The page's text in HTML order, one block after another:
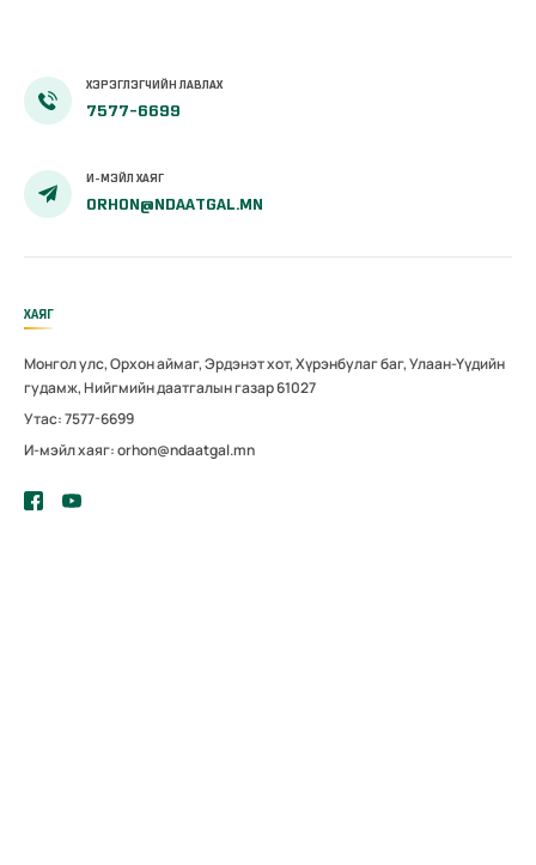
ХЭРЭГЛЭГЧИЙН ЛАВЛАХ
7577-6699
И-МЭЙЛ ХАЯГ
ORHON@NDAATGAL.MN
ХАЯГ
Монгол улс, Орхон аймаг, Эрдэнэт хот, Хүрэнбулаг баг, Улаан-Үүдийн
гудамж, Нийгмийн даатгалын газар 61027
Утас: 7577-6699
И-мэйл хаяг: orhon@ndaatgal.mn